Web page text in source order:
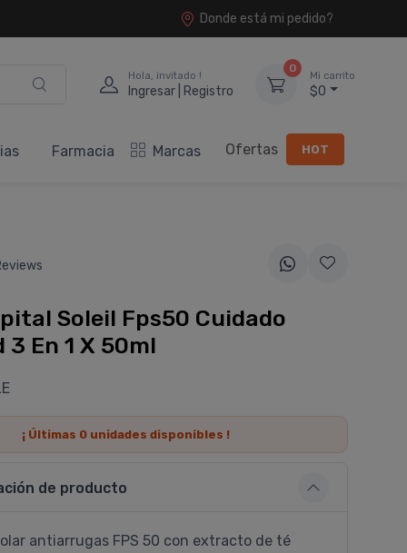
Donde está mi pedido?
Hola, invitado !
Ingresar | Registro
0
Mi carrito
$0
Farmacia Marcas Ofertas HOT
Soleil Fps50 Cuidado
En 1 X 50ml
¡ Últimas 0 unidades disponibles !
de producto
antiarrugas FPS 50 con extracto de té